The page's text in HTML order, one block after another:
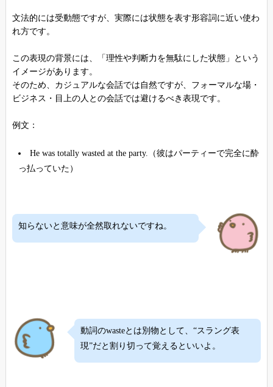
文法的には受動態ですが、実際には状態を表す形容詞に近い使わ
れ方です。
この表現の背景には、「理性や判断力を無駄にした状態」という
イメージがあります。
そのため、カジュアルな会話では自然ですが、フォーマルな場・
ビジネス・目上の人との会話では避けるべき表現です。
例文：
He was totally wasted at the party.（彼はパーティーで完全に酔
っ払っていた）
知らないと意味が全然取れないですね。
動詞のwasteとは別物として、“スラング表
現”だと割り切って覚えるといいよ。